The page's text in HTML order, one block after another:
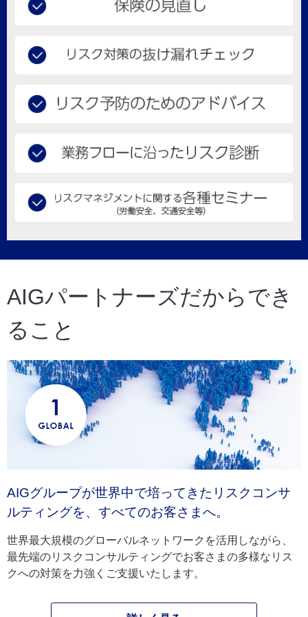
AIGパートナーズだからでき
ること
AIGグループが世界中で培ってきたリスクコンサ
ルティングを、すべてのお客さまへ。
世界最大規模のグローバルネットワークを活用しながら、
最先端のリスクコンサルティングでお客さまの多様なリス
クへの対策を力強くご支援いたします。